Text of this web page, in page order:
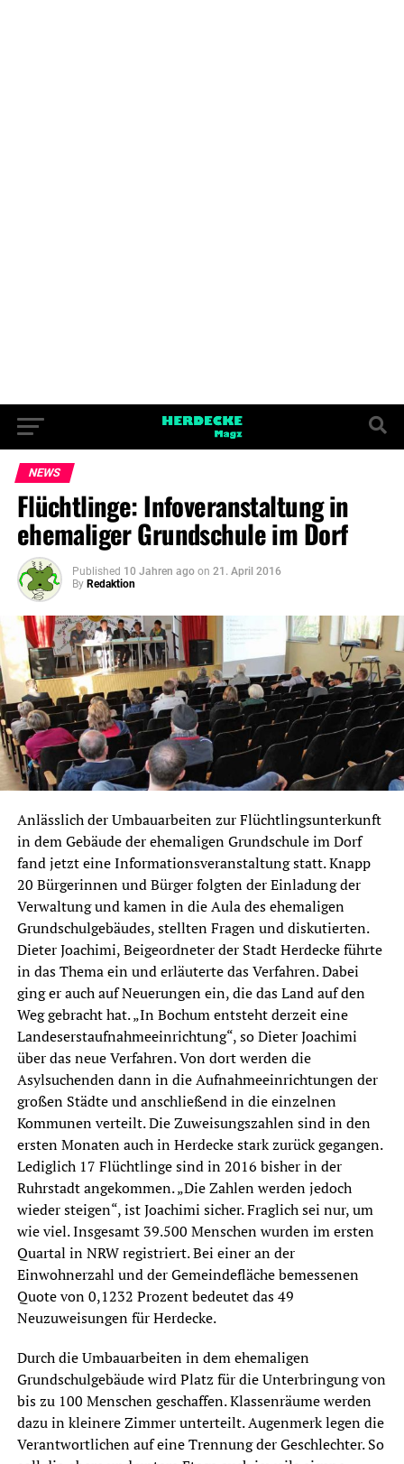
NEWS
Flüchtlinge: Infoveranstaltung in
ehemaliger Grundschule im Dorf
Published 10 Jahren ago on 21. April 2016
By Redaktion
Anlässlich der Umbauarbeiten zur Flüchtlingsunterkunft
in dem Gebäude der ehemaligen Grundschule im Dorf
fand jetzt eine Informationsveranstaltung statt. Knapp
20 Bürgerinnen und Bürger folgten der Einladung der
Verwaltung und kamen in die Aula des ehemaligen
Grundschulgebäudes, stellten Fragen und diskutierten.
Dieter Joachimi, Beigeordneter der Stadt Herdecke führte
in das Thema ein und erläuterte das Verfahren. Dabei
ging er auch auf Neuerungen ein, die das Land auf den
Weg gebracht hat. „In Bochum entsteht derzeit eine
Landeserstaufnahmeeinrichtung“, so Dieter Joachimi
über das neue Verfahren. Von dort werden die
Asylsuchenden dann in die Aufnahmeeinrichtungen der
großen Städte und anschließend in die einzelnen
Kommunen verteilt. Die Zuweisungszahlen sind in den
ersten Monaten auch in Herdecke stark zurück gegangen.
Lediglich 17 Flüchtlinge sind in 2016 bisher in der
Ruhrstadt angekommen. „Die Zahlen werden jedoch
wieder steigen“, ist Joachimi sicher. Fraglich sei nur, um
wie viel. Insgesamt 39.500 Menschen wurden im ersten
Quartal in NRW registriert. Bei einer an der
Einwohnerzahl und der Gemeindefläche bemessenen
Quote von 0,1232 Prozent bedeutet das 49
Neuzuweisungen für Herdecke.
Durch die Umbauarbeiten in dem ehemaligen
Grundschulgebäude wird Platz für die Unterbringung von
bis zu 100 Menschen geschaffen. Klassenräume werden
dazu in kleinere Zimmer unterteilt. Augenmerk legen die
Verantwortlichen auf eine Trennung der Geschlechter. So